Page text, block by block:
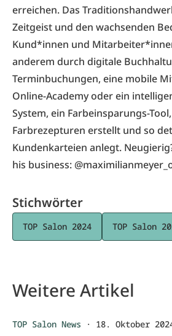
erreichen. Das
Zeitgeist und den wachsenden
Kund*innen und
anderem durch digitale
Terminbuchungen, eine mobile
Online-Academy oder ein
System, ein Farbeinsparungs-
Farbrezepturen erstellt und so
Kundenkarteien anlegt.
his business:
Stichwörter
TOP Salon 2024 TOP Salon
Weitere Artikel
TOP Salon News · 18. Oktober